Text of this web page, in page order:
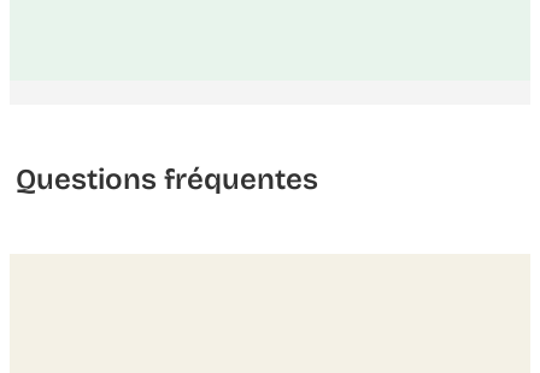
Questions fréquentes